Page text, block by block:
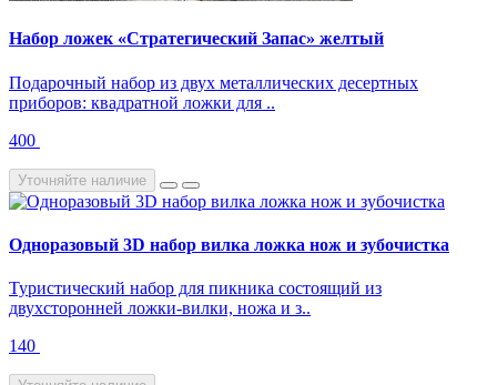
Набор ложек «Стратегический Запас» желтый
Подарочный набор из двух металлических десертных
приборов: квадратной ложки для ..
400
Уточняйте наличие
Одноразовый 3D набор вилка ложка нож и зубочистка
Туристический набор для пикника состоящий из
двухсторонней ложки-вилки, ножа и з..
140